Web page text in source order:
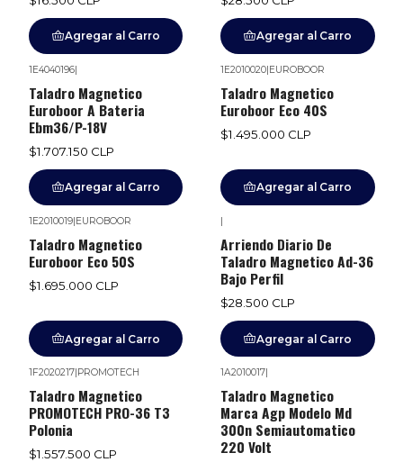
Agregar al Carro Agregar al Carro
1E4040196|
Taladro Magnetico
Euroboor A Bateria
Ebm36/P-18V
$1.707.150 CLP
Agregar al Carro
1E2010020|EUROBOOR
Taladro Magnetico
Euroboor Eco 40S
$1.495.000 CLP
Agregar al Carro
1E2010019| EUROBOOR
Taladro Magnetico
Euroboor Eco 50S
$1.695.000 CLP
Agregar al Carro
Arriendo Diario De
Taladro Magnetico Ad-36
Bajo Perfil
$28.500 CLP
Agregar al Carro
1F2020217| PROMOTECH
Taladro Magnetico
PROMOTECH PRO-36 T3
Polonia
$1.557.500 CLP
1A2010017
Taladro Magnetico
Marca Agp Modelo Md
300n Semiautomatico
220 Volt